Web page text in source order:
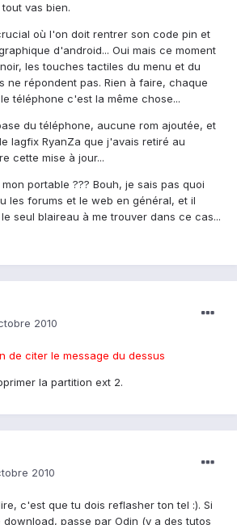
vas bien.
où l'on doit rentrer son code pin et
d'android... Oui mais ce moment
les touches tactiles du menu et du
ne répondent pas. Rien à faire, chaque
téléphone c'est la même chose...
du téléphone, aucune rom ajoutée, et
lagfix RyanZa que j'avais retiré au
cette mise à jour...
portable ??? Bouh, je sais pas quoi
les forums et le web en général, et il
seul blaireau à me trouver dans ce cas...
2010
de citer le message du dessus
la partition ext 2.
2010
c'est que tu dois reflasher ton tel :). Si
passe par Odin (y a des tutos